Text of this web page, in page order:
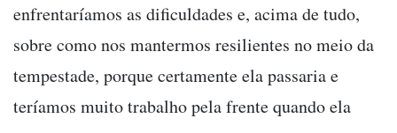
enfrentaríamos as dificuldades e, acima de tudo,
sobre como nos mantermos resilientes no meio da
tempestade, porque certamente ela passaria e
teríamos muito trabalho pela frente quando ela